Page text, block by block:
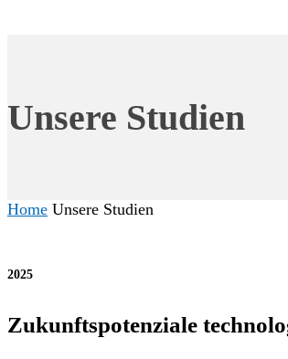
Unsere Studien
Home Unsere Studien
2025
Zukunftspotenziale